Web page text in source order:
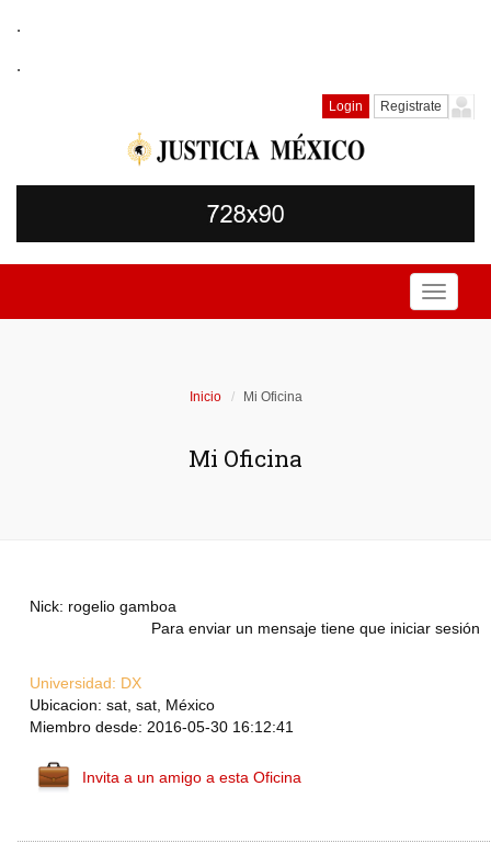
.
.
Login Registrate
Toggle
Inicio Mi Oficina
Mi Oficina
Nick: rogelio gamboa
Para enviar un mensaje tiene que iniciar sesión
Universidad: DX
Ubicacion: sat, sat, México
Miembro desde: 2016-05-30 16:12:41
Invita a un amigo a esta Oficina